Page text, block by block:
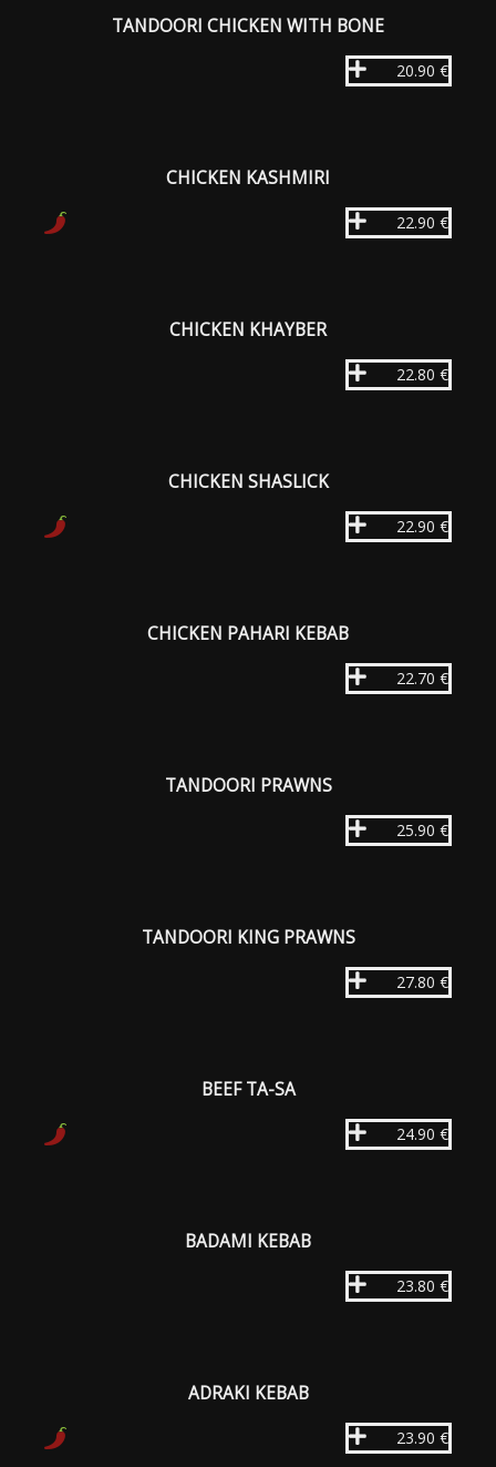
TANDOORI CHICKEN WITH BONE
20.90 €
CHICKEN KASHMIRI
22.90 €
CHICKEN KHAYBER
22.80 €
CHICKEN SHASLICK
22.90 €
CHICKEN PAHARI KEBAB
22.70 €
TANDOORI PRAWNS
25.90 €
TANDOORI KING PRAWNS
27.80 €
BEEF TA-SA
24.90 €
BADAMI KEBAB
23.80 €
ADRAKI KEBAB
23.90 €